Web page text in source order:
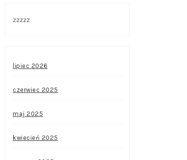
zzzzz
lipiec 2026
czerwiec 2025
maj 2025
kwiecień 2025